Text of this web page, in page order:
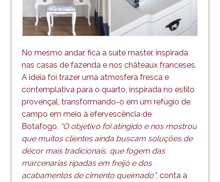
No mesmo andar, fica a suíte master, inspirada
nas casas de fazenda e nos châteaux franceses.
A ideia foi trazer uma atmosfera fresca e
contemplativa para o quarto, inspirada no estilo
provençal, transformando-o em um refúgio de
campo em meio à efervescência de
Botafogo. “O objetivo foi atingido e nos mostrou
que muitos clientes ainda buscam soluções de
décor mais tradicionais, que fogem das
marcenarias ripadas em freijó e dos
acabamentos de cimento queimado”, conta a